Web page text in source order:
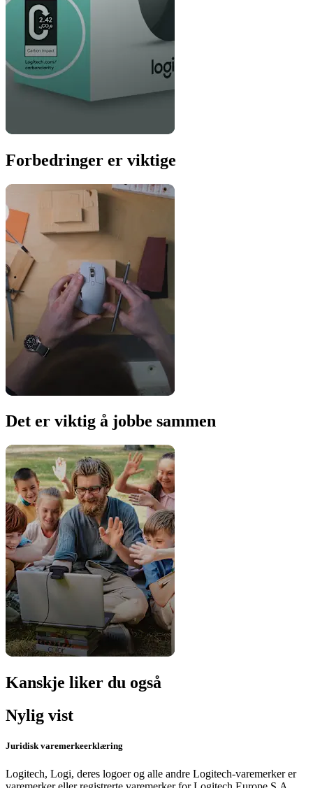
Forbedringer er viktige
Det er viktig å jobbe sammen
Kanskje liker du også
Nylig vist
Juridisk varemerkeerklæring
Logitech, Logi, deres logoer og alle andre Logitech-varemerker er